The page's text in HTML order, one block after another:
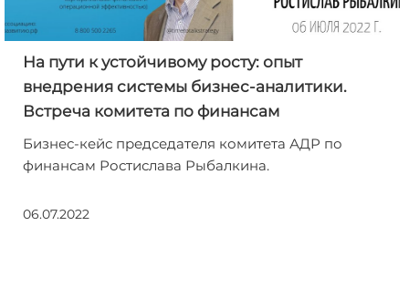
На пути к устойчивому росту: опыт
внедрения системы бизнес-аналитики.
Встреча комитета по финансам
Бизнес-кейс председателя комитета АДР по
финансам Ростислава Рыбалкина.
06.07.2022